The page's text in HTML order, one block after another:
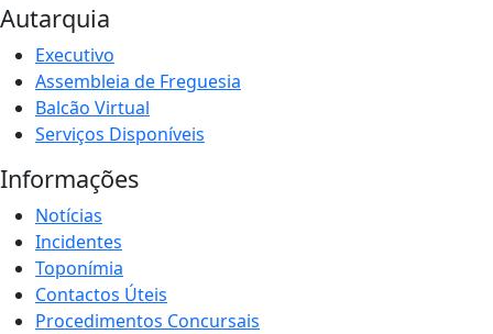
Autarquia
Executivo
Assembleia de Freguesia
Balcão Virtual
Serviços Disponíveis
Informações
Notícias
Incidentes
Toponímia
Contactos Úteis
Procedimentos Concursais